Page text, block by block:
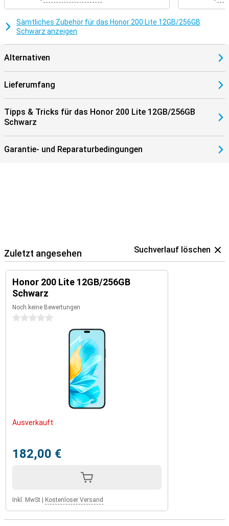
Ihrem Telefon gewährleistet.
Sämtliches Zubehör für das Honor 200 Lite 12GB/256GB
Schwarz anzeigen
Alternativen
Lieferumfang
Tipps & Tricks für das Honor 200 Lite 12GB/256GB
Schwarz
Garantie- und Reparaturbedingungen
Zuletzt angesehen Suchverlauf löschen
Honor 200 Lite 12GB/256GB
Schwarz
Noch keine Bewertungen
0 Sterne
Ausverkauft
182,00 €
Inkl. MwSt Kostenloser Versand